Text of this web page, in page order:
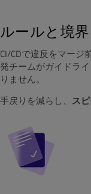
ルールと境
CI/CDで違反をマージ
発チームがガイドラ
りません。
手戻りを減らし、 ス